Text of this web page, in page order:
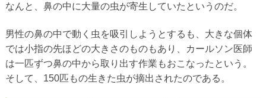
なんと、鼻の中に大量の虫が寄生していたというのだ。
男性の鼻の中で動く虫を吸引しようとするも、大きな個体
では小指の先ほどの大きさのものもあり、カールソン医師
は一匹ずつ鼻の中から取り出す作業もおこなったという。
そして、150匹もの生きた虫が摘出されたのである。